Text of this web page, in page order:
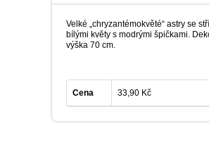
Velké „chryzantémokvěté“ astry se
bílými květy s modrými špičkami.
výška 70 cm.
Cena 33,90 Kč